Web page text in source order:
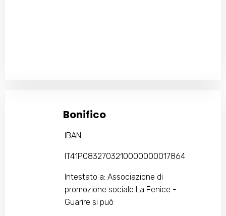
Bonifico
IBAN:
IT41P0832703210000000017864
Intestato a: Associazione di
promozione sociale La Fenice -
Guarire si può